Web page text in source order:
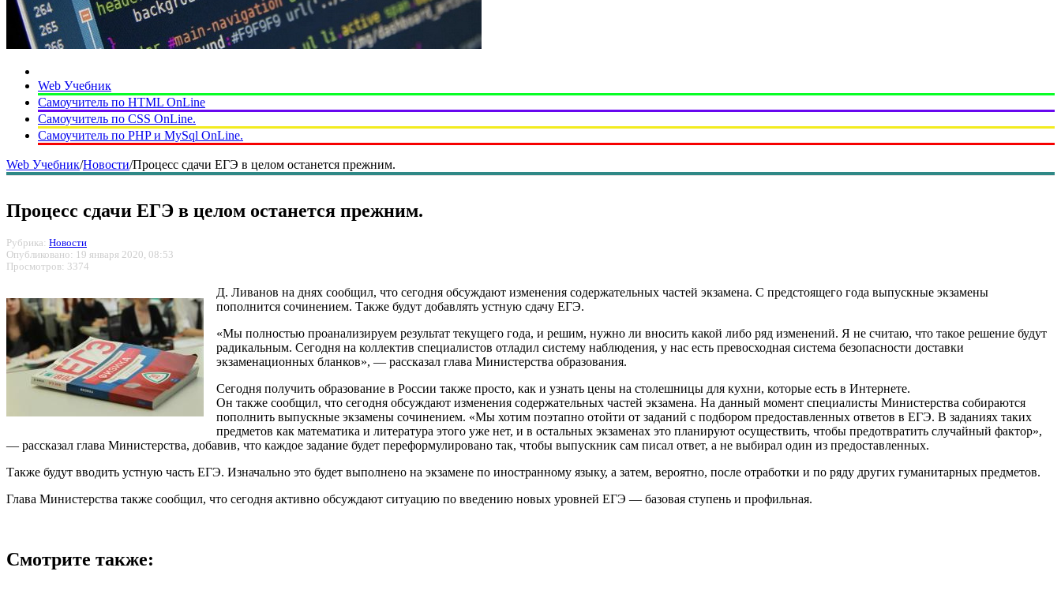
Web Учебник
Самоучитель по HTML OnLine
Самоучитель по CSS OnLine.
Самоучитель по PHP и MySql OnLine.
Web Учебник/Новости/Процесс сдачи ЕГЭ в целом останется прежним.
Процесс сдачи ЕГЭ в целом останется прежним.
Рубрика: Новости
Опубликовано: 19 января 2020, 08:53
Просмотров: 3374
Д. Ливанов на днях сообщил, что сегодня обсуждают изменения содержательных частей экзамена. С предстоящего года выпускные экзамены
пополнится сочинением. Также будут добавлять устную сдачу ЕГЭ.
«Мы полностью проанализируем результат текущего года, и решим, нужно ли вносить какой либо ряд изменений. Я не считаю, что такое решение будут
радикальным. Сегодня на коллектив специалистов отладил систему наблюдения, у нас есть превосходная система безопасности доставки
экзаменационных бланков», — рассказал глава Министерства образования.
Сегодня получить образование в России также просто, как и узнать цены на столешницы для кухни, которые есть в Интернете.
Он также сообщил, что сегодня обсуждают изменения содержательных частей экзамена. На данный момент специалисты Министерства собираются
пополнить выпускные экзамены сочинением. «Мы хотим поэтапно отойти от заданий с подбором предоставленных ответов в ЕГЭ. В заданиях таких
предметов как математика и литература этого уже нет, и в остальных экзаменах это планируют осуществить, чтобы предотвратить случайный фактор»,
— рассказал глава Министерства, добавив, что каждое задание будет переформулировано так, чтобы выпускник сам писал ответ, а не выбирал один из предоставленных.
Также будут вводить устную часть ЕГЭ. Изначально это будет выполнено на экзамене по иностранному языку, а затем, вероятно, после отработки и по ряду других гуманитарных предметов.
Глава Министерства также сообщил, что сегодня активно обсуждают ситуацию по введению новых уровней ЕГЭ — базовая ступень и профильная.
Смотрите также: